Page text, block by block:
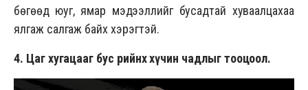
бөгөөд юуг, ямар мэдээллийг бусадтай хуваалцахаа
ялгаж салгаж байх хэрэгтэй.
4. Цаг хугацааг бус өөрийнхөөхүчин чадлыг тооцоол.